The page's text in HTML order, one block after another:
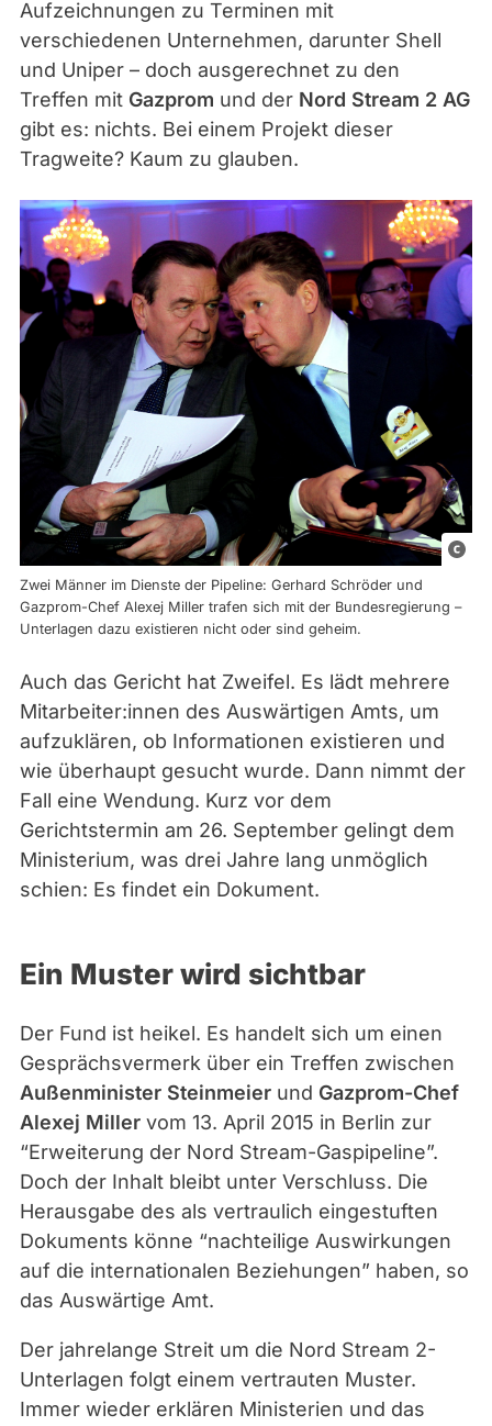
Aufzeichnungen zu Terminen mit
verschiedenen Unternehmen, darunter Shell
und Uniper – doch ausgerechnet zu den
Treffen mit Gazprom und der Nord Stream 2 AG
gibt es: nichts. Bei einem Projekt dieser
Tragweite? Kaum zu glauben.
p
c
r
a
l
i
Zwei Männer im Dienste der Pipeline: Gerhard Schröder und
Gazprom-Chef Alexej Miller trafen sich mit der Bundesregierung –
Unterlagen dazu existieren nicht oder sind geheim.
Auch das Gericht hat Zweifel. Es lädt mehrere
Mitarbeiter:innen des Auswärtigen Amts, um
aufzuklären, ob Informationen existieren und
wie überhaupt gesucht wurde. Dann nimmt der
Fall eine Wendung. Kurz vor dem
Gerichtstermin am 26. September gelingt dem
Ministerium, was drei Jahre lang unmöglich
schien: Es findet ein Dokument.
Ein Muster wird sichtbar
Der Fund ist heikel. Es handelt sich um einen
Gesprächsvermerk über ein Treffen zwischen
Außenminister Steinmeier und Gazprom-Chef
Alexej Miller vom 13. April 2015 in Berlin zur
“Erweiterung der Nord Stream-Gaspipeline”.
Doch der Inhalt bleibt unter Verschluss. Die
Herausgabe des als vertraulich eingestuften
Dokuments könne “nachteilige Auswirkungen
auf die internationalen Beziehungen” haben, so
das Auswärtige Amt.
Der jahrelange Streit um die Nord Stream 2-
Unterlagen folgt einem vertrauten Muster.
Immer wieder erklären Ministerien und das